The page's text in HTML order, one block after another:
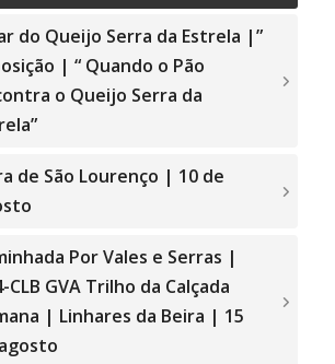
do Queijo Serra da Estrela |”
| “ Quando o Pão
o Queijo Serra da
de São Lourenço | 10 de
Por Vales e Serras |
CLB GVA Trilho da Calçada
| Linhares da Beira | 15